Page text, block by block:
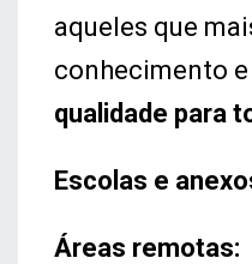
aqueles que
conhecimento
qualidade para
Escolas e
Áreas remotas: